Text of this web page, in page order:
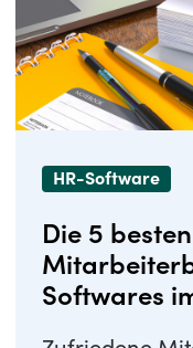
HR-Software
Die 5 besten
Softwares